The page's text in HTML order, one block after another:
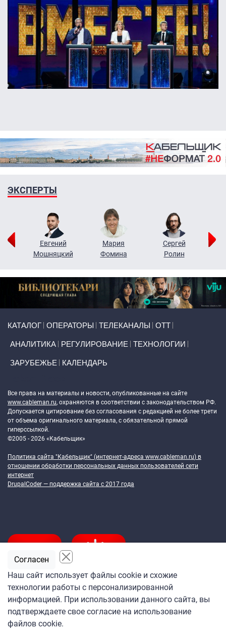
ЭКСПЕРТЫ
Евгений
Мошняцкий
Мария
Фомина
Сергей
Ролин
КАТАЛОГ ОПЕРАТОРЫ ТЕЛЕКАНАЛЫ ОТТ
АНАЛИТИКА РЕГУЛИРОВАНИЕ ТЕХНОЛОГИИ
ЗАРУБЕЖЬЕ КАЛЕНДАРЬ
Все права на материалы и новости, опубликованные на сайте
www.cableman.ru, охраняются в соответствии с законодательством РФ.
Допускается цитирование без согласования с редакцией не более трети
от объема оригинального материала, с обязательной прямой
гиперссылкой.
©2005 - 2026 «Кабельщик»
Политика сайта "Кабельщик" (интернет-адреса www.cableman.ru) в
отношении обработки персональных данных пользователей сети
интернет
DrupalCoder — поддержка сайта c 2017 года
Подпишитесь
на ежедневную рассылку
«Кабельщика»
Наш сайт использует файлы cookie и схожие
технологии работы с персонализированной
информацией. При использовании данного сайта, вы
подтверждаете свое согласие на использование
файлов cookie.
Согласен